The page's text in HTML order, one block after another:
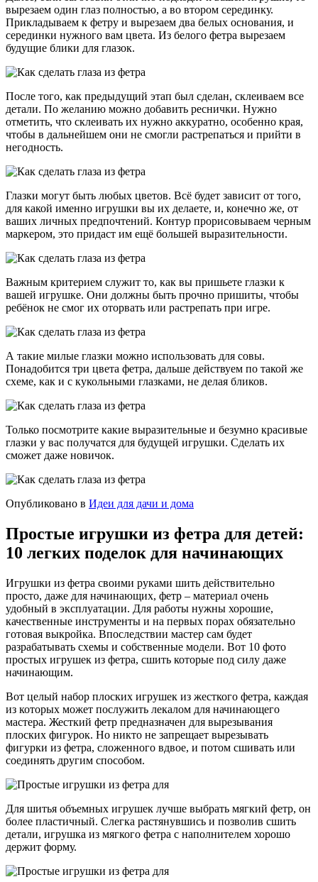
вырезаем один глаз полностью, а во втором серединку.
Прикладываем к фетру и вырезаем два белых основания, и
серединки нужного вам цвета. Из белого фетра вырезаем
будущие блики для глазок.
После того, как предыдущий этап был сделан, склеиваем все
детали. По желанию можно добавить реснички. Нужно
отметить, что склеивать их нужно аккуратно, особенно края,
чтобы в дальнейшем они не смогли растрепаться и прийти в
негодность.
Глазки могут быть любых цветов. Всё будет зависит от того,
для какой именно игрушки вы их делаете, и, конечно же, от
ваших личных предпочтений. Контур прорисовываем черным
маркером, это придаст им ещё большей выразительности.
Важным критерием служит то, как вы пришьете глазки к
вашей игрушке. Они должны быть прочно пришиты, чтобы
ребёнок не смог их оторвать или растрепать при игре.
А такие милые глазки можно использовать для совы.
Понадобится три цвета фетра, дальше действуем по такой же
схеме, как и с кукольными глазками, не делая бликов.
Только посмотрите какие выразительные и безумно красивые
глазки у вас получатся для будущей игрушки. Сделать их
сможет даже новичок.
Опубликовано в Идеи для дачи и дома
Простые игрушки из фетра для детей:
10 легких поделок для начинающих
Игрушки из фетра своими руками шить действительно
просто, даже для начинающих, фетр – материал очень
удобный в эксплуатации. Для работы нужны хорошие,
качественные инструменты и на первых порах обязательно
готовая выкройка. Впоследствии мастер сам будет
разрабатывать схемы и собственные модели. Вот 10 фото
простых игрушек из фетра, сшить которые под силу даже
начинающим.
Вот целый набор плоских игрушек из жесткого фетра, каждая
из которых может послужить лекалом для начинающего
мастера. Жесткий фетр предназначен для вырезывания
плоских фигурок. Но никто не запрещает вырезывать
фигурки из фетра, сложенного вдвое, и потом сшивать или
соединять другим способом.
Для шитья объемных игрушек лучше выбрать мягкий фетр, он
более пластичный. Слегка растянувшись и позволив сшить
детали, игрушка из мягкого фетра с наполнителем хорошо
держит форму.